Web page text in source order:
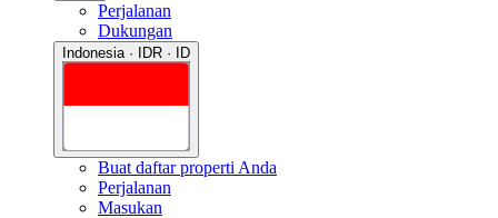
Perjalanan
Dukungan
Indonesia · IDR · ID
Buat daftar properti Anda
Perjalanan
Masukan